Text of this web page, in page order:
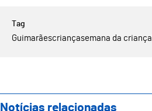
Guimarãescriançasemana da criança
Notícias relacionadas